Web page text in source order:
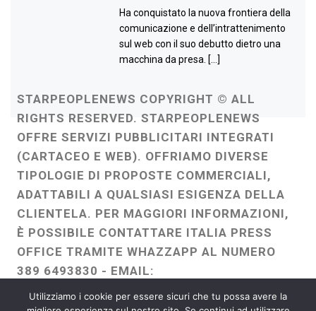
Ha conquistato la nuova frontiera della
comunicazione e dell’intrattenimento
sul web con il suo debutto dietro una
macchina da presa. […]
STARPEOPLENEWS COPYRIGHT © ALL
RIGHTS RESERVED. STARPEOPLENEWS
OFFRE SERVIZI PUBBLICITARI INTEGRATI
(CARTACEO E WEB). OFFRIAMO DIVERSE
TIPOLOGIE DI PROPOSTE COMMERCIALI,
ADATTABILI A QUALSIASI ESIGENZA DELLA
CLIENTELA. PER MAGGIORI INFORMAZIONI,
È POSSIBILE CONTATTARE ITALIA PRESS
OFFICE TRAMITE WHAZZAPP AL NUMERO
389 6493830 - EMAIL:
ITALIAPRESSOFFICE@GMAIL.COM
Utilizziamo i cookie per essere sicuri che tu possa avere la